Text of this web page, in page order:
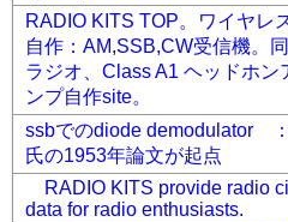
RADIO KITS TOP。ワイヤレ
自作：AM,SSB,CW受信機。
ラジオ、Class A1 ヘッドホ
ンプ自作site。
ssbでのdiode demodulator
氏の1953年論文が起点
RADIO KITS provide radio
data for radio enthusiasts.